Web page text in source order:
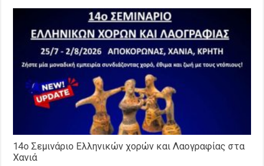
14o Σεμινάριο Ελληνικών χορών και Λαογραφίας στα
Χανιά